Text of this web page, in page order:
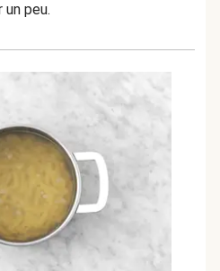
un peu.